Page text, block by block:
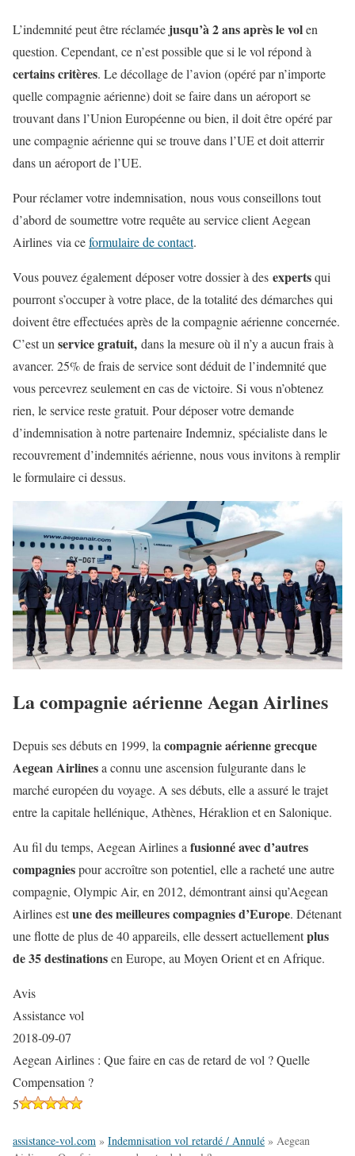
L’indemnité peut être réclamée jusqu’à 2 ans après le volen
question. Cependant, ce n’est possible que si le vol répond à
certains critères. Le décollage de l’avion (opéré par n’importe
quelle compagnie aérienne) doit se faire dans un aéroport se
trouvant dans l’Union Européenne ou bien, il doit être opéré par
une compagnie aérienne qui se trouve dans l’UE et doit atterrir
dans un aéroport de l’UE.
Pour réclamer votre indemnisation, nous vous conseillons tout
d’abord de soumettre votre requête au service client Aegean
Airlines via ceformulaire de contact.
Vous pouvez également déposer votre dossier à des expertsqui
pourront s’occuper à votre place, de la totalité des démarches qui
doivent être effectuées après de la compagnie aérienne concernée.
C’est un service gratuit, dans la mesure où il n’y a aucun frais à
avancer. 25% de frais de service sont déduit de l’indemnité que
vous percevrez seulement en cas de victoire. Si vous n’obtenez
rien, le service reste gratuit. Pour déposer votre demande
d’indemnisation à notre partenaire Indemniz, spécialiste dans le
recouvrement d’indemnités aérienne, nous vous invitons à remplir
le formulaire ci dessus.
La compagnie aérienne Aegan Airlines
Depuis ses débuts en 1999, la compagnie aérienne grecque
Aegean Airlinesa connu une ascension fulgurante dans le
marché européen du voyage. A ses débuts, elle a assuré le trajet
entre la capitale hellénique, Athènes, Héraklion et en Salonique.
Au fil du temps, Aegean Airlines a fusionné avec d’autres
compagniespour accroître son potentiel, elle a racheté une autre
compagnie, Olympic Air, en 2012, démontrant ainsi qu’Aegean
Airlines estune des meilleures compagnies d’Europe. Détenant
une flotte de plus de 40 appareils, elle dessert actuellementplus
de 35 destinationsen Europe, au Moyen Orient et en Afrique.
Avis
Assistance vol
2018-09-07
Aegean Airlines : Que faire en cas de retard de vol ? Quelle
Compensation ?
5
assistance-vol.com » Indemnisation vol retardé / Annulé » Aegean